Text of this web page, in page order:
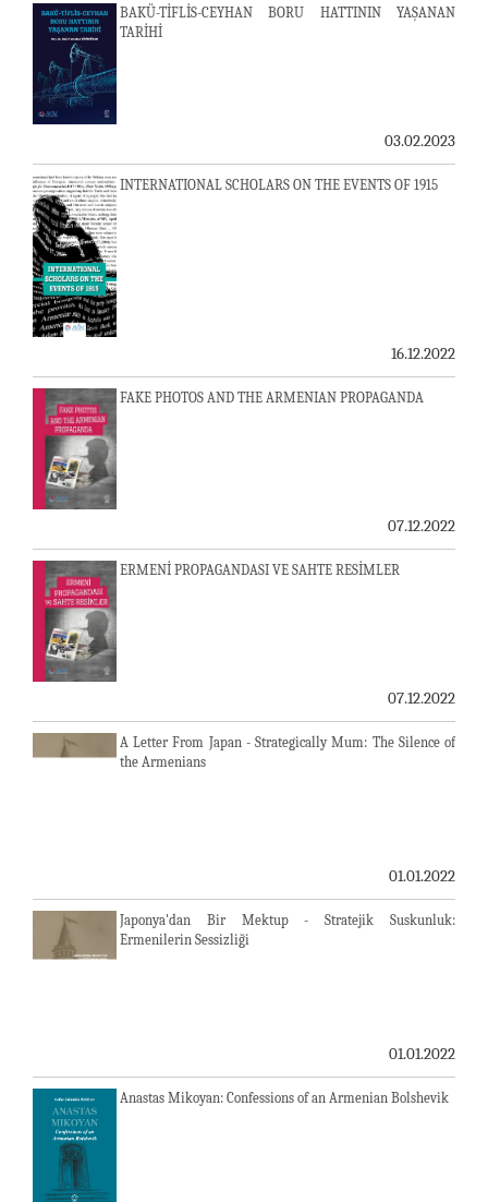
BAKÜ-TİFLİS-CEYHAN BORU HATTININ YAŞANAN
TARİHİ
03.02.2023
INTERNATIONAL SCHOLARS ON THE EVENTS OF 1915
16.12.2022
FAKE PHOTOS AND THE ARMENIAN PROPAGANDA
07.12.2022
ERMENİ PROPAGANDASI VE SAHTE RESİMLER
07.12.2022
A Letter From Japan - Strategically Mum: The Silence of
the Armenians
01.01.2022
Japonya'dan Bir Mektup - Stratejik Suskunluk:
Ermenilerin Sessizliği
01.01.2022
Anastas Mikoyan: Confessions of an Armenian Bolshevik